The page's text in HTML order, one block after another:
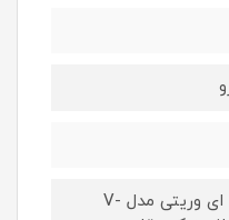
نگهدارنده مغناطیسی دریچه ای وریتی مدل V-